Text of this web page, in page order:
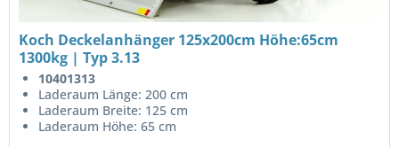
Koch Deckelanhänger 125x200cm Höhe:65cm
1300kg | Typ 3.13
10401313
Laderaum Länge: 200 cm
Laderaum Breite: 125 cm
Laderaum Höhe: 65 cm